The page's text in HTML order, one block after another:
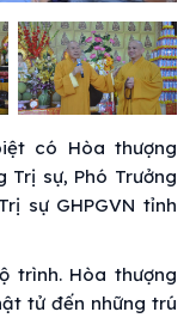
có Hòa thượng
Trị sự, Phó Trưởng
sự GHPGVN tỉnh
trình. Hòa thượng
tử đến những trú